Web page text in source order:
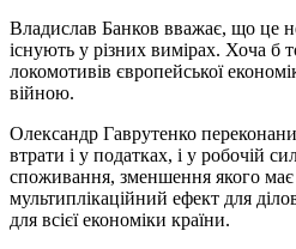
Владислав Банков вважає, що це
iснують у рiзних вимiрах. Хоча б
локомотивiв європейської
вiйною.
Олександр Гаврутенко
втрати i у податках, i у робочiй
споживання, зменшення якого
мультиплiкацiйний ефект для
для всiєї економiки країни.